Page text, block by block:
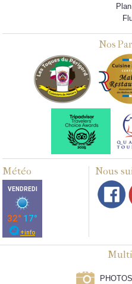
Nos
Météo Nous
PHOTOS